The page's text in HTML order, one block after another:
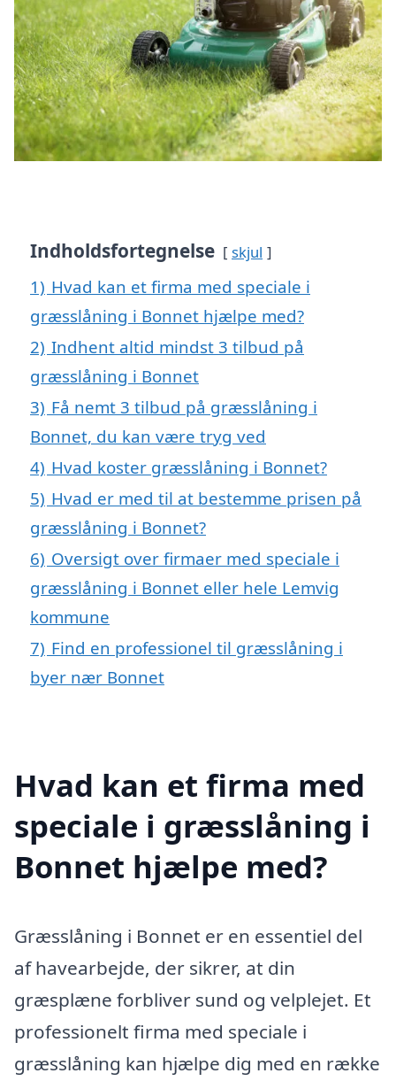
Indholdsfortegnelse skjul
1) Hvad kan et firma med speciale i
græsslåning i Bonnet hjælpe med?
2) Indhent altid mindst 3 tilbud på
græsslåning i Bonnet
3) Få nemt 3 tilbud på græsslåning i
Bonnet, du kan være tryg ved
4) Hvad koster græsslåning i Bonnet?
5) Hvad er med til at bestemme prisen på
græsslåning i Bonnet?
6) Oversigt over firmaer med speciale i
græsslåning i Bonnet eller hele Lemvig
kommune
7) Find en professionel til græsslåning i
byer nær Bonnet
Hvad kan et firma med
speciale i græsslåning i
Bonnet hjælpe med?
Græsslåning i Bonnet er en essentiel del
af havearbejde, der sikrer, at din
græsplæne forbliver sund og velplejet. Et
professionelt firma med speciale i
græsslåning kan hjælpe dig med en række